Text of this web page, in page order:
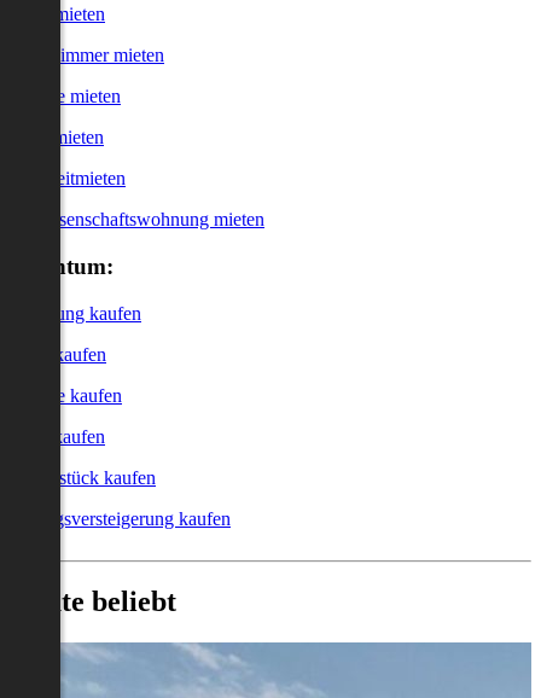
Haus mieten
WG-Zimmer mieten
Garage mieten
Büro mieten
Kurzzeitmieten
Genossenschaftswohnung mieten
Eigentum:
Wohnung kaufen
Haus kaufen
Garage kaufen
Büro kaufen
Grundstück kaufen
Zwangsversteigerung kaufen
Heute beliebt